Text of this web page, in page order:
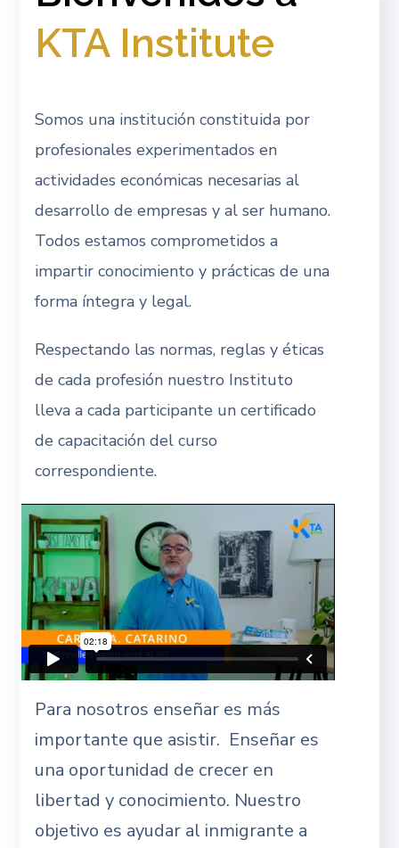
KTA Institute
Somos una institución constituida por
profesionales experimentados en
actividades económicas necesarias al
desarrollo de empresas y al ser humano.
Todos estamos comprometidos a
impartir conocimiento y prácticas de una
forma íntegra y legal.
Respectando las normas, reglas y éticas
de cada profesión nuestro Instituto
lleva a cada participante un certificado
de capacitación del curso
correspondiente.
Para nosotros enseñar es más
importante que asistir. Enseñar es
una oportunidad de crecer en
libertad y conocimiento. Nuestro
objetivo es ayudar al inmigrante a